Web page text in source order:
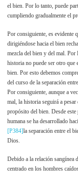
el bien. Por lo tanto, puede
cumpliendo gradualmente el
Por consiguiente, es evidente
dirigiéndose hacia el bien
mezcla del bien y del mal.
historia no puede ser otro que
bien. Por esto debemos
del curso de la separación
Por consiguiente, aunque a
mal, la historia seguirá a
propósito del bien. Desde
humana se ha desarrollado
[P384]la separación entre el
Dios.
Debido a la relación sangínea
centrado en los hombres